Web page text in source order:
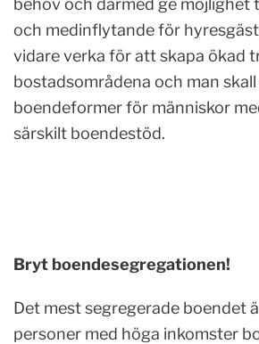
behov och därmed ge möjlighet
och medinflytande för
vidare verka för att skapa ökad
bostadsområdena och man skall
boendeformer för människor
särskilt boendestöd.
Bryt boendesegregationen!
Det mest segregerade boendet
personer med höga inkomster